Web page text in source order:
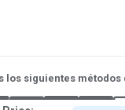
los siguientes métodos